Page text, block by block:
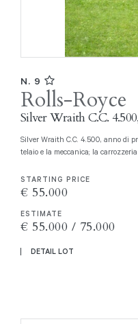
N. 9
Rolls-Royce
Silver Wraith C.C.
Silver Wraith C.C. 4.500, anno di produzione: 1952. La Rolls Royce vendeva il
telaio e la meccanica; la
STARTING PRICE
€ 55.000
ESTIMATE
€ 55.000 / 75.000
DETAIL LOT